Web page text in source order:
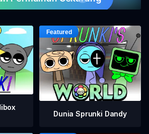
Dunia Sprunki Dandy